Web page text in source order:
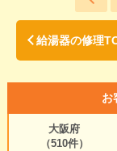
給湯器の修理
お
大阪府
（510件）